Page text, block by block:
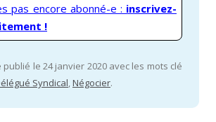
pas encore abonné-e : inscrivez-
!
publié le 24 janvier 2020 avec les mots clé
Syndical,Négocier.